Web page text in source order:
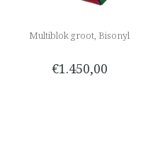
Multiblok groot, Bisonyl
€1.450,00